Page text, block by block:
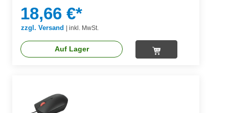
18,66 €*
zzgl. Versand inkl. MwSt.
Auf Lager